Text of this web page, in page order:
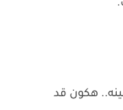
هكون قد